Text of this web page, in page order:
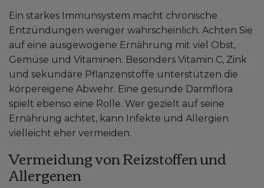
Ein starkes Immunsystem macht chronische
Entzündungen weniger wahrscheinlich. Achten Sie
auf eine ausgewogene Ernährung mit viel Obst,
Gemüse und Vitaminen. Besonders Vitamin C, Zink
und sekundäre Pflanzenstoffe unterstützen die
körpereigene Abwehr. Eine gesunde Darmflora
spielt ebenso eine Rolle. Wer gezielt auf seine
Ernährung achtet, kann Infekte und Allergien
vielleicht eher vermeiden.
Vermeidung von Reizstoffen und
Allergenen